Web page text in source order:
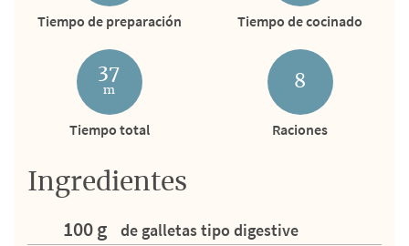
Tiempo de preparación Tiempo de cocinado
37
m
Tiempo total
8
Raciones
Ingredientes
100 g
de galletas tipo digestive